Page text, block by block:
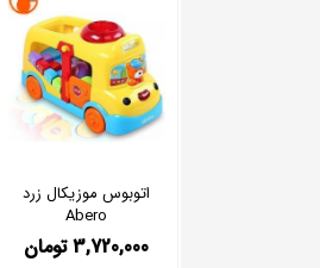
اتوبوس موزیکال زرد
Abero
3,720,000 تومان